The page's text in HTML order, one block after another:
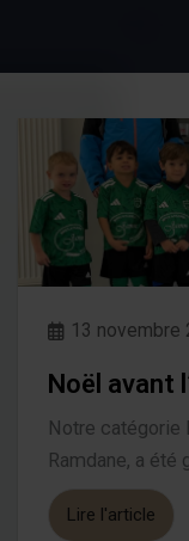
13 novembre
Noël avant
Notre catégorie
Ramdane, a été
Lire l'article